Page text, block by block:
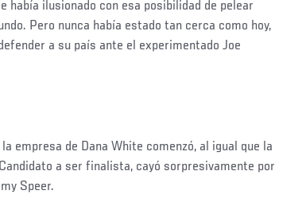
ilusionado con esa posibilidad de pelear
Pero nunca había estado tan cerca como hoy,
a su país ante el experimentado Joe
empresa de Dana White comenzó, al igual que la
a ser finalista, cayó sorpresivamente por
Speer.